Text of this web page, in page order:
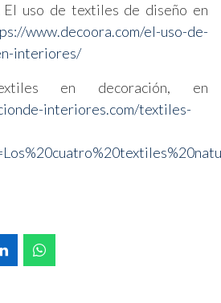
El uso de textiles de diseño en
www.decoora.com/el-uso-de-
interiores/
en decoración, en
interiores.com/textiles-